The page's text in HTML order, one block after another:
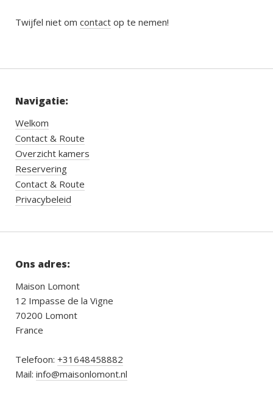
Twijfel niet om contact op te nemen!
Navigatie:
Welkom
Contact & Route
Overzicht kamers
Reservering
Contact & Route
Privacybeleid
Ons adres:
Maison Lomont
12 Impasse de la Vigne
70200 Lomont
France
Telefoon: +31648458882
Mail: info@maisonlomont.nl